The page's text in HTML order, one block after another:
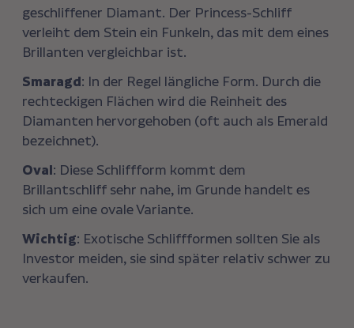
geschliffener Diamant. Der Princess-Schliff
verleiht dem Stein ein Funkeln, das mit dem eines
Brillanten vergleichbar ist.
Smaragd: In der Regel längliche Form. Durch die
rechteckigen Flächen wird die Reinheit des
Diamanten hervorgehoben (oft auch als Emerald
bezeichnet).
Oval: Diese Schliffform kommt dem
Brillantschliff sehr nahe, im Grunde handelt es
sich um eine ovale Variante.
Wichtig: Exotische Schliffformen sollten Sie als
Investor meiden, sie sind später relativ schwer zu
verkaufen.